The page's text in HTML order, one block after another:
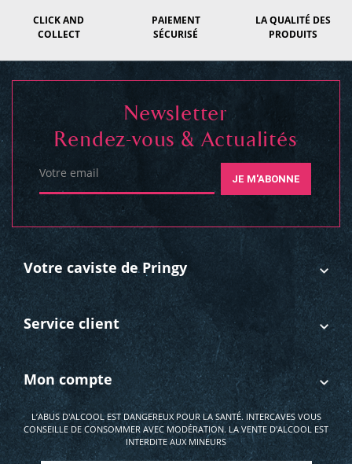
CLICK AND
COLLECT
PAIEMENT
SÉCURISÉ
LA QUALITÉ DES
PRODUITS
Votre caviste de Pringy
Service client
Mon compte
Newsletter
Rendez-vous & Actualités
Votre email JE M'ABONNE
L’ABUS D'ALCOOL EST DANGEREUX POUR LA SANTÉ. INTERCAVES VOUS
CONSEILLE DE CONSOMMER AVEC MODÉRATION. LA VENTE D'ALCOOL EST
INTERDITE AUX MINEURS